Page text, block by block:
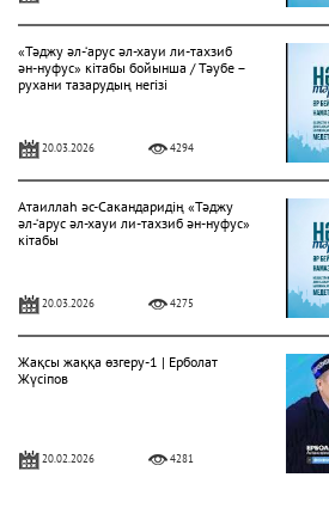
«Тәджу әл-‘арус әл-хауи ли-тахзиб
ән-нуфус» кітабы бойынша / Тәубе –
рухани тазарудың негізі
20.03.2026 4294
Атаиллаһ әс-Сакандаридің «Тәджу
әл-‘арус әл-хауи ли-тахзиб ән-нуфус»
кітабы
20.03.2026 4275
Жақсы жаққа өзгеру-1 | Ерболат
Жүсіпов
20.02.2026 4281